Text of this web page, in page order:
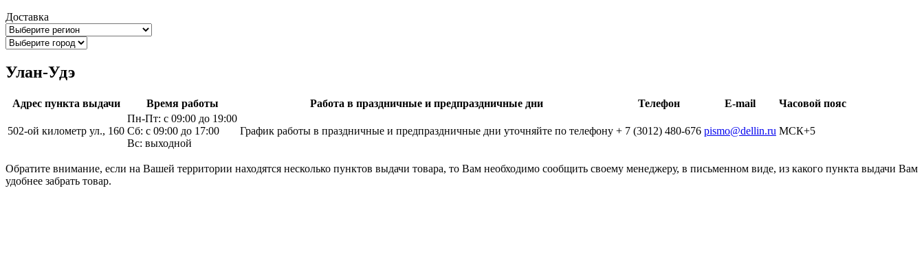
Доставка
Улан-Удэ
Адрес пункта выдачи Время работы Работа в праздничные и предпраздничные дни Телефон E-mail Часовой пояс
502-ой километр ул., 160
Пн-Пт: с 09:00 до 19:00
Сб: с 09:00 до 17:00
Вс: выходной
График работы в праздничные и предпраздничные дни уточняйте по телефону + 7 (3012) 480-676 pismo@dellin.ru МСК+5
Обратите внимание, если на Вашей территории находятся несколько пунктов выдачи товара, то Вам необходимо сообщить своему менеджеру, в письменном виде, из какого пункта выдачи Вам
удобнее забрать товар.